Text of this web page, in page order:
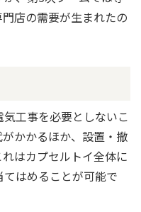
店の需要が生まれたの
工事を必要としないこ
かかるほか、設置・撤
はカプセルトイ全体に
はめることが可能で